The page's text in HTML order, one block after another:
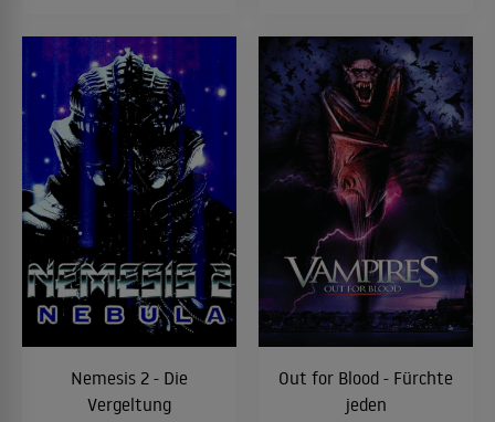
Nemesis 2 - Die
Vergeltung
Out for Blood - Fürchte
jeden